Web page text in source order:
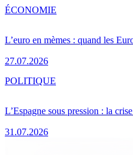
L’euro en mèmes : quand les
27.07.2026
ÉCONOMIE
L’Espagne sous pression : la
31.07.2026
POLITIQUE